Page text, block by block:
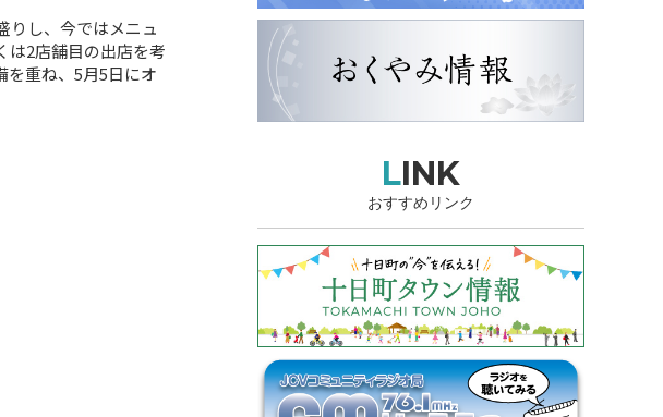
りし、今ではメニュ
は2店舗目の出店を考
を重ね、5月5日にオ
LINK
おすすめリンク